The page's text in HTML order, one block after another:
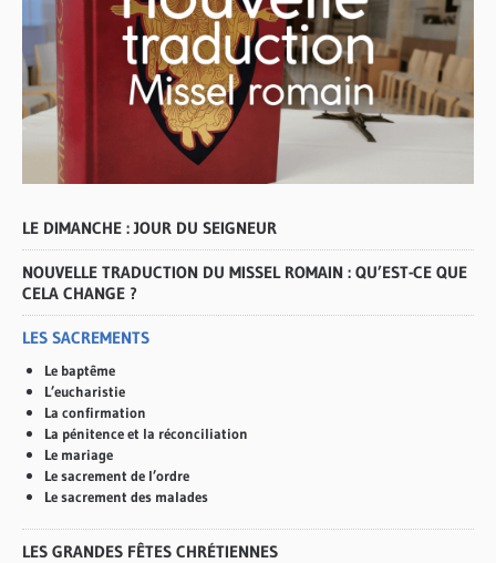
LE DIMANCHE : JOUR DU SEIGNEUR
NOUVELLE TRADUCTION DU MISSEL ROMAIN : QU’EST-CE QUE
CELA CHANGE ?
LES SACREMENTS
Le baptême
L’eucharistie
La confirmation
La pénitence et la réconciliation
Le mariage
Le sacrement de l’ordre
Le sacrement des malades
LES GRANDES FÊTES CHRÉTIENNES